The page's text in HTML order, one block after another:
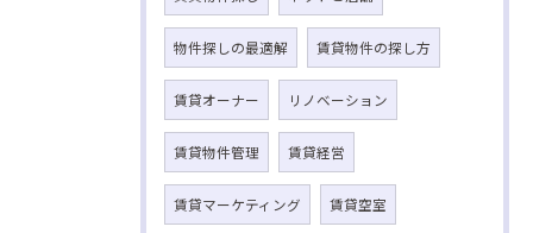
物件探しの最適解 賃貸物件の探し方
賃貸オーナー リノベーション
賃貸物件管理 賃貸経営
賃貸マーケティング 賃貸空室